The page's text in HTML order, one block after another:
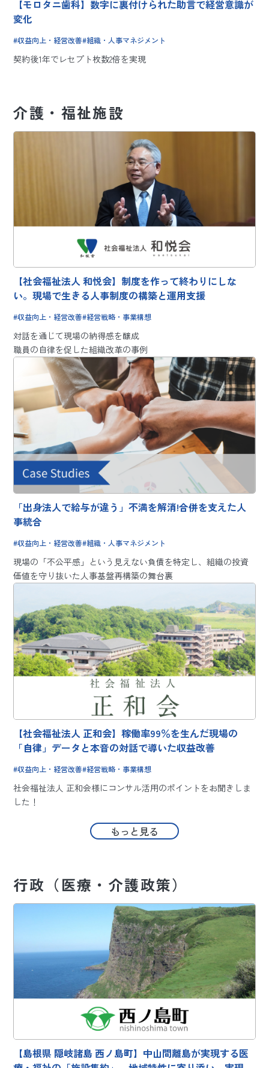
【モロタニ歯科】数字に裏付けられた助言で経営意識が
変化
収益向上・経営改善 組織・人事マネジメント
契約後1年でレセプト枚数2倍を実現
介護・福祉施設
【社会福祉法人 和悦会】制度を作って終わりにしな
い。現場で生きる人事制度の構築と運用支援
収益向上・経営改善 経営戦略・事業構想
対話を通じて現場の納得感を醸成
職員の自律を促した組織改革の事例
「出身法人で給与が違う」不満を解消!合併を支えた人
事統合
収益向上・経営改善 組織・人事マネジメント
現場の「不公平感」という見えない負債を特定し、組織の投資
価値を守り抜いた人事基盤再構築の舞台裏
【社会福祉法人 正和会】稼働率99％を生んだ現場の
「自律」データと本音の対話で導いた収益改善
収益向上・経営改善 経営戦略・事業構想
社会福祉法人 正和会様にコンサル活用のポイントをお聞きしま
した！
もっと見る
行政（医療・介護政策）
【島根県 隠岐諸島 西ノ島町】中山間離島が実現する医